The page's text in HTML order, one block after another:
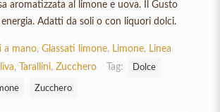
aromatizzata al limone e uova. Il Gusto
Adatti da soli o con liquori dolci.
a mano, Glassati limone, Limone, Linea
, Tarallini, Zucchero Tag: Dolce
Zucchero